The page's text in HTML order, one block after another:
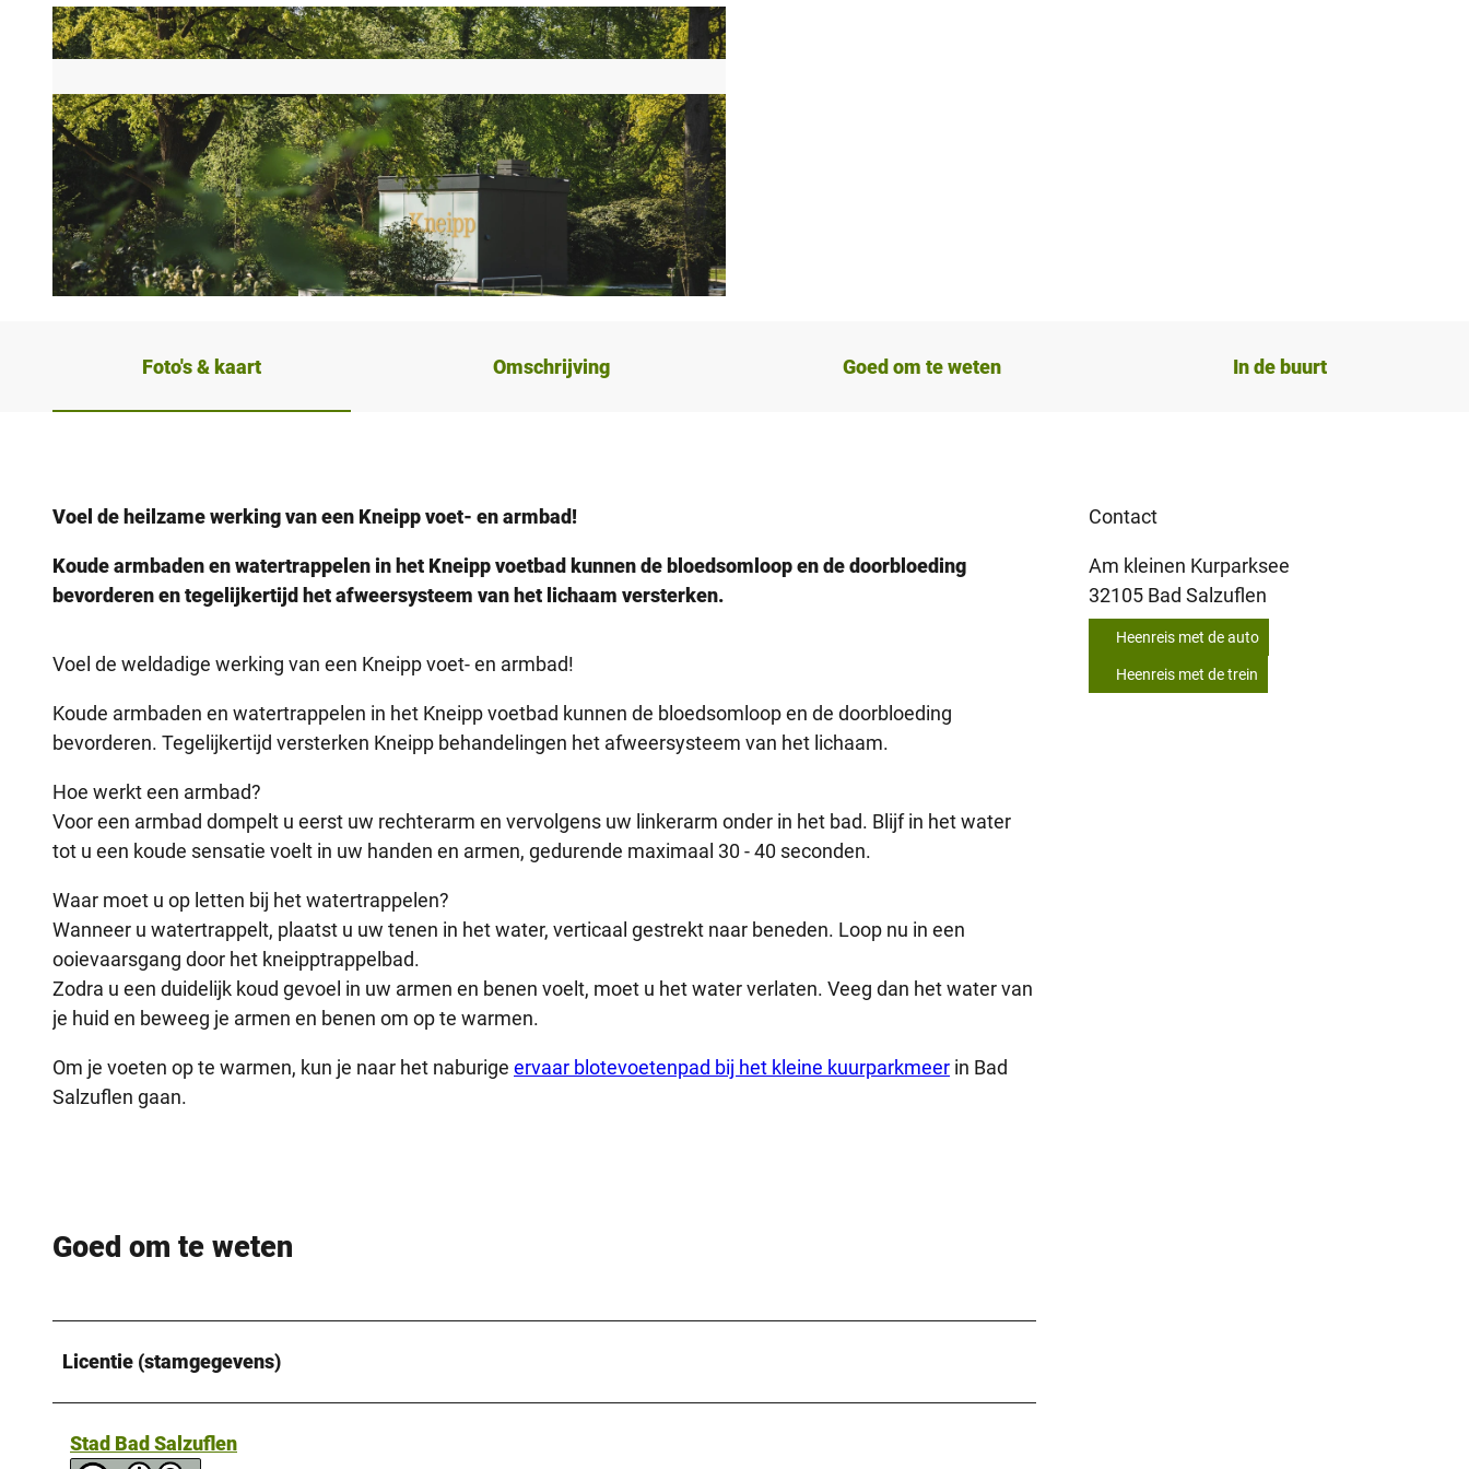
Foto's & kaart Omschrijving Goed om te weten In de buurt
Voel de heilzame werking van een Kneipp voet- en armbad!
Koude armbaden en watertrappelen in het Kneipp voetbad kunnen de bloedsomloop en de doorbloeding
bevorderen en tegelijkertijd het afweersysteem van het lichaam versterken.
Voel de weldadige werking van een Kneipp voet- en armbad!
Koude armbaden en watertrappelen in het Kneipp voetbad kunnen de bloedsomloop en de doorbloeding
bevorderen. Tegelijkertijd versterken Kneipp behandelingen het afweersysteem van het lichaam.
Hoe werkt een armbad?
Voor een armbad dompelt u eerst uw rechterarm en vervolgens uw linkerarm onder in het bad. Blijf in het water
tot u een koude sensatie voelt in uw handen en armen, gedurende maximaal 30 - 40 seconden.
Waar moet u op letten bij het watertrappelen?
Wanneer u watertrappelt, plaatst u uw tenen in het water, verticaal gestrekt naar beneden. Loop nu in een
ooievaarsgang door het kneipptrappelbad.
Zodra u een duidelijk koud gevoel in uw armen en benen voelt, moet u het water verlaten. Veeg dan het water van
je huid en beweeg je armen en benen om op te warmen.
Om je voeten op te warmen, kun je naar het naburige ervaar blotevoetenpad bij het kleine kuurparkmeer in Bad
Salzuflen gaan.
Goed om te weten
Licentie (stamgegevens)
Stad Bad Salzuflen
Contact
Am kleinen Kurparksee
32105 Bad Salzuflen
Heenreis met de auto
Heenreis met de trein